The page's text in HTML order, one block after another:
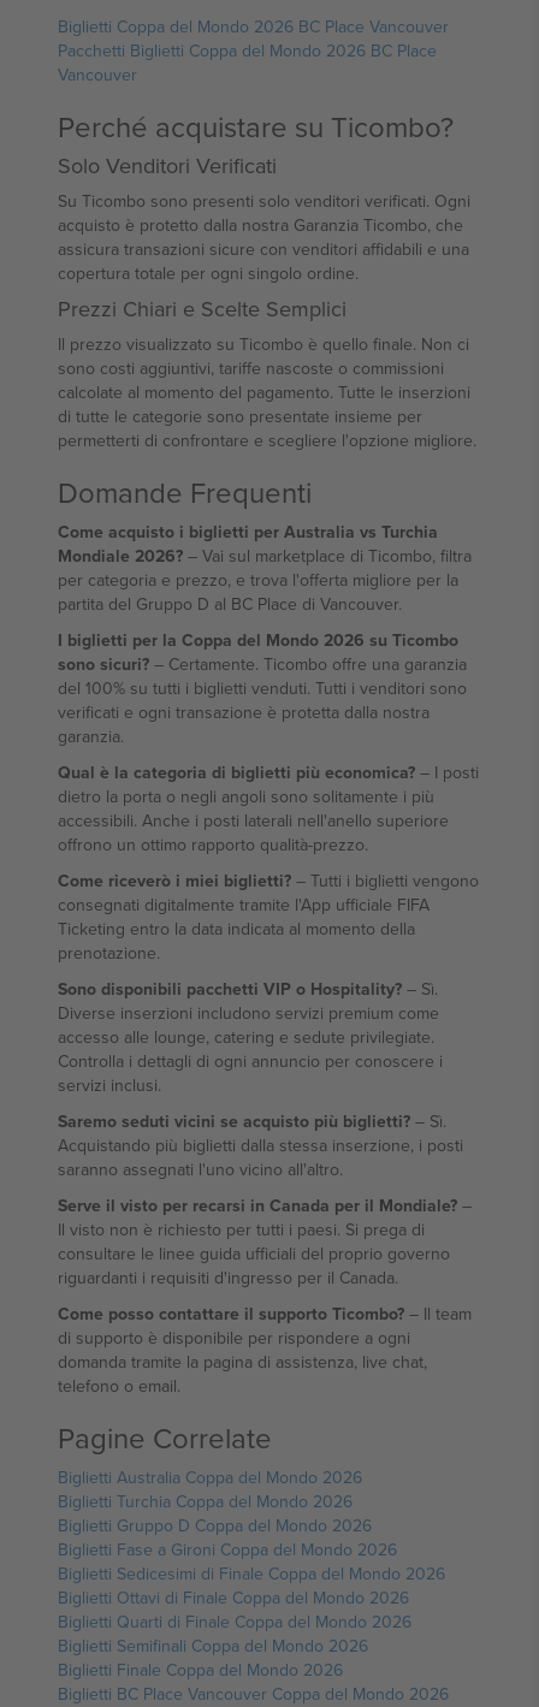
Biglietti Coppa del Mondo 2026 BC Place Vancouver
Pacchetti Biglietti Coppa del Mondo 2026 BC Place
Vancouver
Perché acquistare su Ticombo?
Solo Venditori Verificati
Su Ticombo sono presenti solo venditori verificati. Ogni
acquisto è protetto dalla nostra Garanzia Ticombo, che
assicura transazioni sicure con venditori affidabili e una
copertura totale per ogni singolo ordine.
Prezzi Chiari e Scelte Semplici
Il prezzo visualizzato su Ticombo è quello finale. Non ci
sono costi aggiuntivi, tariffe nascoste o commissioni
calcolate al momento del pagamento. Tutte le inserzioni
di tutte le categorie sono presentate insieme per
permetterti di confrontare e scegliere l'opzione migliore.
Domande Frequenti
Come acquisto i biglietti per Australia vs Turchia
Mondiale 2026? – Vai sul marketplace di Ticombo, filtra
per categoria e prezzo, e trova l'offerta migliore per la
partita del Gruppo D al BC Place di Vancouver.
I biglietti per la Coppa del Mondo 2026 su Ticombo
sono sicuri? – Certamente. Ticombo offre una garanzia
del 100% su tutti i biglietti venduti. Tutti i venditori sono
verificati e ogni transazione è protetta dalla nostra
garanzia.
Qual è la categoria di biglietti più economica? – I posti
dietro la porta o negli angoli sono solitamente i più
accessibili. Anche i posti laterali nell'anello superiore
offrono un ottimo rapporto qualità-prezzo.
Come riceverò i miei biglietti? – Tutti i biglietti vengono
consegnati digitalmente tramite l'App ufficiale FIFA
Ticketing entro la data indicata al momento della
prenotazione.
Sono disponibili pacchetti VIP o Hospitality? – Sì.
Diverse inserzioni includono servizi premium come
accesso alle lounge, catering e sedute privilegiate.
Controlla i dettagli di ogni annuncio per conoscere i
servizi inclusi.
Saremo seduti vicini se acquisto più biglietti? – Sì.
Acquistando più biglietti dalla stessa inserzione, i posti
saranno assegnati l'uno vicino all'altro.
Serve il visto per recarsi in Canada per il Mondiale? –
Il visto non è richiesto per tutti i paesi. Si prega di
consultare le linee guida ufficiali del proprio governo
riguardanti i requisiti d'ingresso per il Canada.
Come posso contattare il supporto Ticombo? – Il team
di supporto è disponibile per rispondere a ogni
domanda tramite la pagina di assistenza, live chat,
telefono o email.
Pagine Correlate
Biglietti Australia Coppa del Mondo 2026
Biglietti Turchia Coppa del Mondo 2026
Biglietti Gruppo D Coppa del Mondo 2026
Biglietti Fase a Gironi Coppa del Mondo 2026
Biglietti Sedicesimi di Finale Coppa del Mondo 2026
Biglietti Ottavi di Finale Coppa del Mondo 2026
Biglietti Quarti di Finale Coppa del Mondo 2026
Biglietti Semifinali Coppa del Mondo 2026
Biglietti Finale Coppa del Mondo 2026
Biglietti BC Place Vancouver Coppa del Mondo 2026